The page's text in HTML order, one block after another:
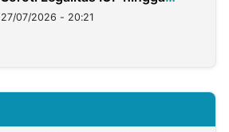
Stockpile
27/07/2026 - 20:21